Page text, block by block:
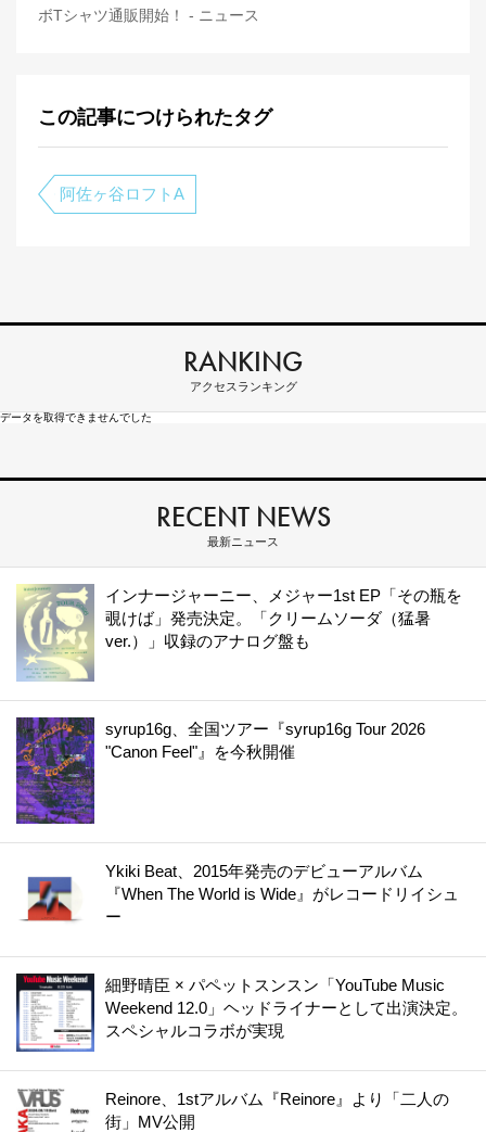
ボTシャツ通販開始！ - ニュース
この記事につけられたタグ
阿佐ヶ谷ロフトA
RANKING
アクセスランキング
データを取得できませんでした
RECENT NEWS
最新ニュース
インナージャーニー、メジャー1st EP「その瓶を
覗けば」発売決定。「クリームソーダ（猛暑
ver.）」収録のアナログ盤も
syrup16g、全国ツアー『syrup16g Tour 2026
"Canon Feel"』を今秋開催
Ykiki Beat、2015年発売のデビューアルバム
『When The World is Wide』がレコードリイシュ
ー
細野晴臣 × パペットスンスン「YouTube Music
Weekend 12.0」ヘッドライナーとして出演決定。
スペシャルコラボが実現
Reinore、1stアルバム『Reinore』より「二人の
街」MV公開